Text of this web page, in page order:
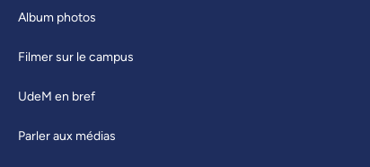
Album photos
Filmer sur le campus
UdeM en bref
Parler aux médias